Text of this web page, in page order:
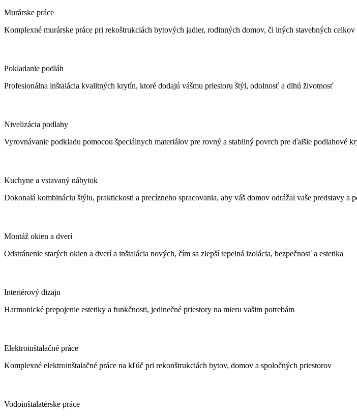
Murárske
Murárske práce
Komplexné murárske práce pri rekoštrukciách bytových jadier, rodinných domov, či iných stavebných celkov
Pokladanie
Pokladanie podláh
Profesionálna inštalácia kvalitných krytín, ktoré dodajú vášmu priestoru štýl, odolnosť a dlhú životnosť
Nivelizácia
Nivelizácia podlahy
Vyrovnávanie podkladu pomocou špeciálnych materiálov pre rovný a stabilný povrch pre ďalšie podlahové
Kuchyne
vstavaný
Kuchyne a vstavaný nábytok
Dokonalá kombináciu štýlu, praktickosti a precízneho spracovania, aby váš domov odrážal vaše predstavy a
Montáž
a
Montáž okien a dverí
Odstránenie starých okien a dverí a inštalácia nových, čím sa zlepší tepelná izolácia, bezpečnosť a estetika
Interiérový
Interiérový dizajn
Harmonické prepojenie estetiky a funkčnosti, jedinečné priestory na mieru vašim potrebám
Elektroinštalačné
Elektroinštalačné práce
Komplexné elektroinštalačné práce na kľúč pri rekonštrukciách bytov, domov a spoločných priestorov
Vodoinštalatérske
Vodoinštalatérske práce